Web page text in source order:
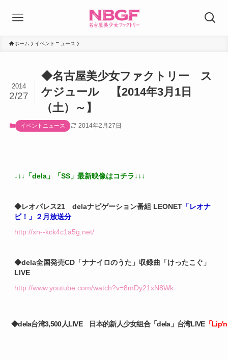
ホーム イベントニュース
◆名古屋美少女ファクトリー ス
ケジュール 【2014年3月1日
（土）～】
2014
2/27
イベントニュース 2014年2月27日
↓↓↓「dela」「SS」最新映像はコチラ↓↓↓
◆レオパレス21 delaナビゲーション番組 LEONET「レオナ
ビ！」２月放送分
http://xn--kck4c1a5g.net/
◆dela全国発売CD「ナナイロのうた」収録曲「けったこぐ」
LIVE
http://www.youtube.com/watch?v=8mDy21xN8Wk
◆dela台湾3,500人LIVE 日本的新人少女组合「dela」台湾LIVE「Lip'n